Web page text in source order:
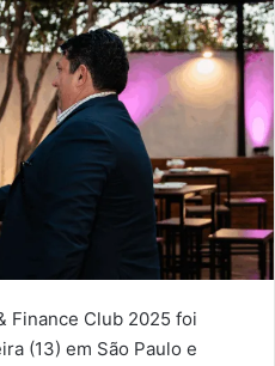
Finance Club 2025 foi
(13) em São Paulo e